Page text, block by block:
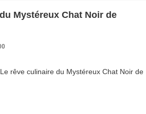
Mystéreux Chat Noir de